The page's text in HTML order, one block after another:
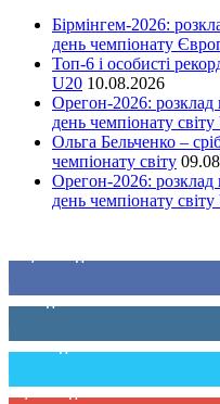
Бірмінгем-2026:
день чемпіонату
Топ-6 і особисті
U20 10.08.2026
Орегон-2026: розклад
день чемпіонату
Ольга Бельченко –
чемпіонату світу
Орегон-2026: розклад
день чемпіонату
0 Підписників
234 Підписників
9,370 Підписників